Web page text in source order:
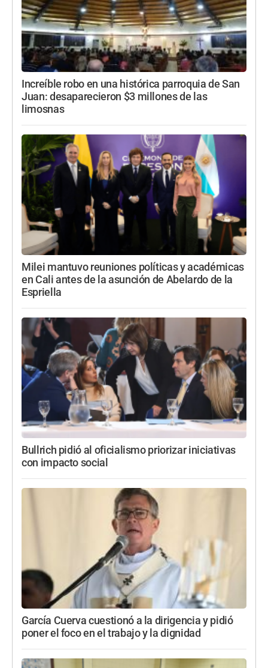
Increíble robo en una histórica parroquia de San
Juan: desaparecieron $3 millones de las
limosnas
Milei mantuvo reuniones políticas y académicas
en Cali antes de la asunción de Abelardo de la
Espriella
Bullrich pidió al oficialismo priorizar iniciativas
con impacto social
García Cuerva cuestionó a la dirigencia y pidió
poner el foco en el trabajo y la dignidad